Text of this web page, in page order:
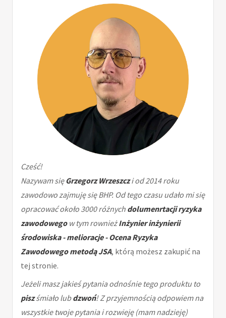
Cześć!
Nazywam sięGrzegorz Wrzeszczi od 2014 roku
zawodowo zajmuję się BHP. Od tego czasu udało mi się
opracować około 3000 różnych dolumenrtacji ryzyka
zawodowegow tym rownieżInżynier inżynierii
środowiska - melioracje - Ocena Ryzyka
Zawodowego metodą JSA, którą możesz zakupić na
tej stronie.
Jeżeli masz jakieś pytania odnośnie tego produktu to
piszśmiało lubdzwoń! Z przyjemnością odpowiem na
wszystkie twoje pytania i rozwieję (mam nadzieję)